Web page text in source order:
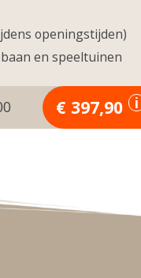
openingstijden)
en speeltuinen
397,90